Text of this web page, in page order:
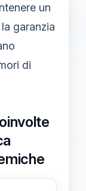
un
garanzia
di